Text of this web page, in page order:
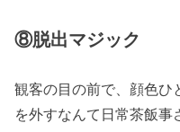
⑧脱出マジック
観客の目の前で、顔色ひ
を外すなんて日常茶飯事